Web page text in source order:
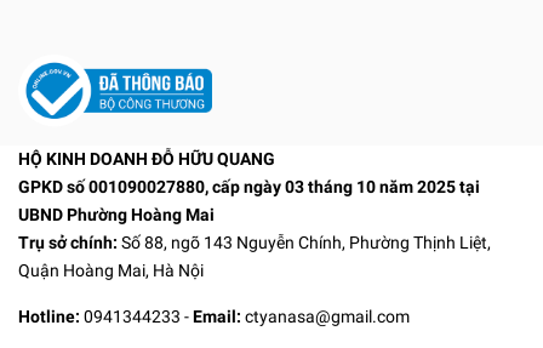
HỘ KINH DOANH ĐỖ HỮU QUANG
GPKD số 001090027880, cấp ngày 03 tháng 10 năm 2025 tại
UBND Phường Hoàng Mai
Trụ sở chính: Số 88, ngõ 143 Nguyễn Chính, Phường Thịnh Liệt,
Quận Hoàng Mai, Hà Nội
Hotline: 0941344233 -Email: ctyanasa@gmail.com